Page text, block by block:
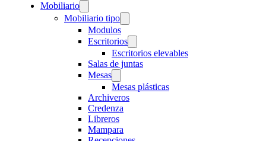
Mobiliario
Mobiliario tipo
Modulos
Escritorios
Escritorios elevables
Salas de juntas
Mesas
Mesas plásticas
Archiveros
Credenza
Libreros
Mampara